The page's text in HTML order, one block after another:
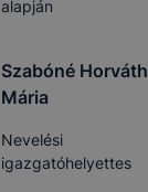
alapján
Szabóné Horváth
Mária
Nevelési
igazgatóhelyettes